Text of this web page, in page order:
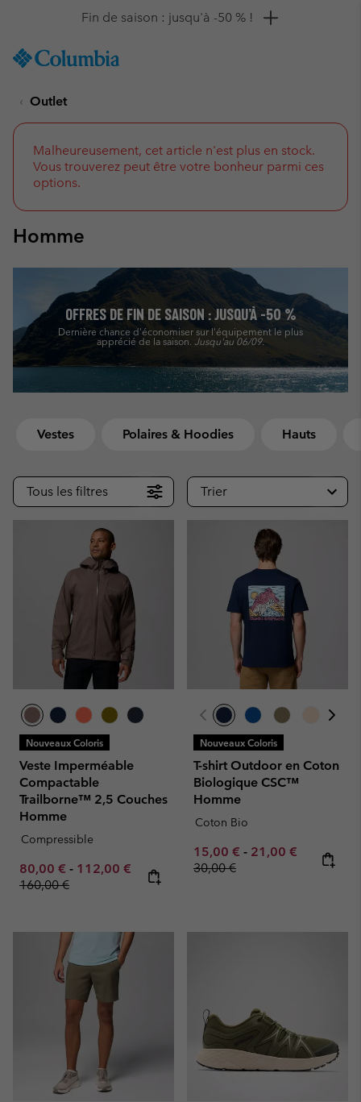
TO
SKIP
NAV
SKIP
TO
SEARCH
Remise de 10 % à saisir
Outlet
Malheureusement, cet article n'est plus en stock.
Vous trouverez peut être votre bonheur parmi ces
options.
Homme
OFFRES DE FIN DE SAISON : JUSQU’À -50 %
Dernière chance d'économiser sur l'équipement le plus
apprécié de la saison. Jusqu'au 06/09.
Vestes Polaires & Hoodies Hauts
Tous les filtres Trier
Nouveaux Coloris
Veste Imperméable
Compactable
Trailborne™ 2,5 Couches
Homme
Compressible
Minimum sale price:
80,00 € - Maximum sale price:
112,00 € Regular price:
160,00 €
Nouveaux Coloris
T-shirt Outdoor en Coton
Biologique CSC™
Homme
Coton Bio
Minimum sale price:
15,00 € - Maximum sale
21,00 € Regular
30,00 €